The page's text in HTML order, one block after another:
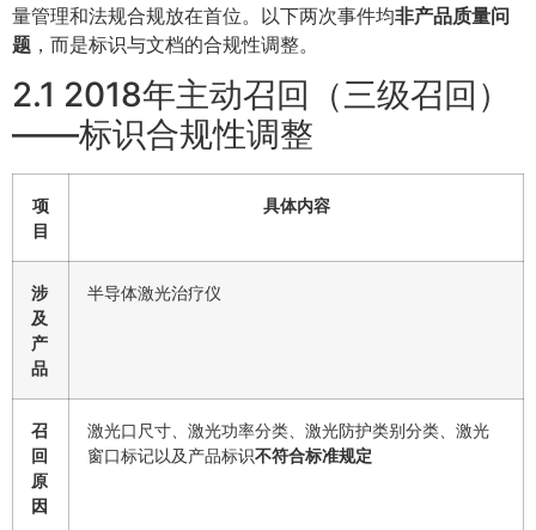
量管理和法规合规放在首位。以下两次事件均非产品质量问
题 ，而是标识与文档的合规性调整。
2.1 2018年主动召回（三级召回）
——标识合规性调整
项
目
具体内容
涉
及
产
品
半导体激光治疗仪
召
回
原
因
激光口尺寸、激光功率分类、激光防护类别分类、激光
窗口标记以及产品标识不符合标准规定